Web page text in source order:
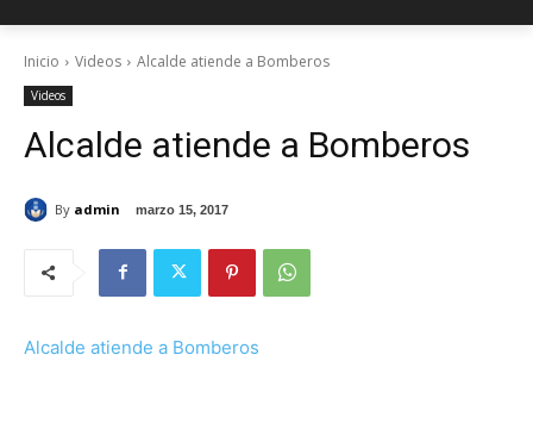
Inicio Videos Alcalde atiende a Bomberos
Videos
Alcalde atiende a Bomberos
By admin marzo 15, 2017
Alcalde atiende a Bomberos